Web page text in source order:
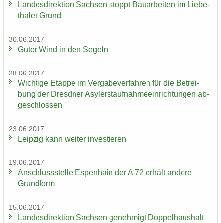
Lan­des­di­rek­ti­on Sach­sen stoppt Bau­ar­bei­ten im Lie­be­
tha­ler Grund
30.06.2017
Guter Wind in den Se­geln
28.06.2017
Wich­ti­ge Etap­pe im Ver­ga­be­ver­fah­ren für die Be­trei­
bung der Dresd­ner Asy­ler­st­auf­nah­me­ein­rich­tun­gen ab­
ge­schlos­sen
23.06.2017
Leip­zig kann wei­ter in­ves­tie­ren
19.06.2017
An­schluss­stel­le Es­pen­hain der A 72 er­hält an­de­re
Grund­form
15.06.2017
Lan­des­di­rek­ti­on Sach­sen ge­neh­migt Dop­pel­haus­halt